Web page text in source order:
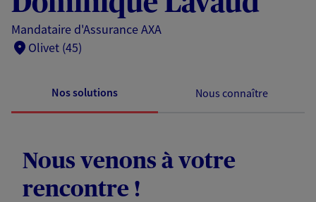
Mandataire d'Assurance AXA
Olivet (45)
Nos solutions Nous connaître
Nous venons à votre
rencontre !